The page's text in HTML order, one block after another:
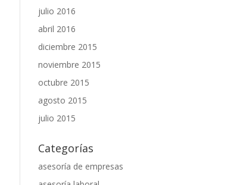
julio 2016
abril 2016
diciembre 2015
noviembre 2015
octubre 2015
agosto 2015
julio 2015
Categorías
asesoría de empresas